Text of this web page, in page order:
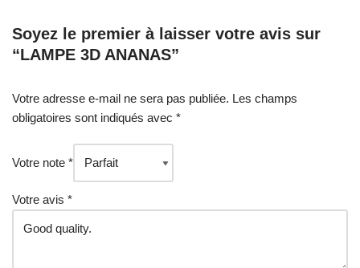
Soyez le premier à laisser votre avis sur
“LAMPE 3D ANANAS”
Votre adresse e-mail ne sera pas publiée. Les champs
obligatoires sont indiqués avec *
Votre note *
Votre avis *